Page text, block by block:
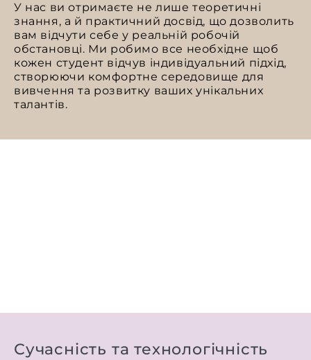
У нас ви отримаєте не лише теоретичні
знання, а й практичний досвід, що дозволить
вам відчути себе у реальній робочій
обстановці. Ми робимо все необхідне щоб
кожен студент відчув індивідуальний підхід,
створюючи комфортне середовище для
вивчення та розвитку ваших унікальних
талантів.
Сучасність та технологічність